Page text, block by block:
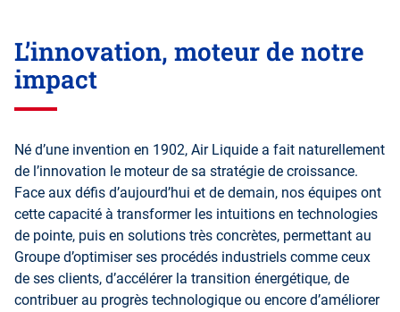
cette
zone
L’innovation, moteur de notre
impact
Né d’une invention en 1902, Air Liquide a fait naturellement
de l’innovation le moteur de sa stratégie de croissance.
Face aux défis d’aujourd’hui et de demain, nos équipes ont
cette capacité à transformer les intuitions en technologies
de pointe, puis en solutions très concrètes, permettant au
Groupe d’optimiser ses procédés industriels comme ceux
de ses clients, d’accélérer la transition énergétique, de
contribuer au progrès technologique ou encore d’améliorer